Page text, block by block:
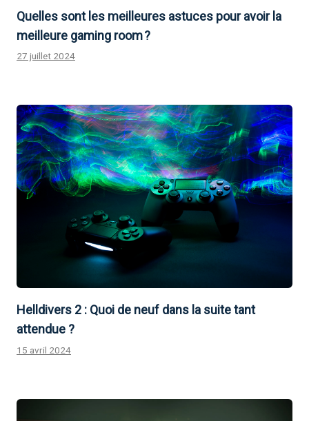
Quelles sont les meilleures astuces pour avoir la
meilleure gaming room ?
27 juillet 2024
Helldivers 2 : Quoi de neuf dans la suite tant
attendue ?
15 avril 2024